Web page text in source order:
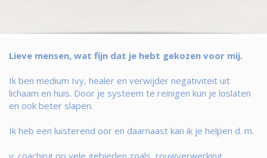
Lieve mensen, wat fijn dat je hebt gekozen voor mij.
Ik ben medium Ivy, healer en verwijder negativiteit uit
lichaam en huis. Door je systeem te reinigen kun je loslaten
en ook beter slapen.
Ik heb een luisterend oor en daarnaast kan ik je helpen d. m.
v. coaching op vele gebieden zoals, rouwverwerking,